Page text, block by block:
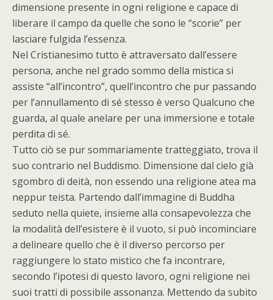
dimensione presente in ogni religione e capace di
liberare il campo da quelle che sono le “scorie” per
lasciare fulgida l’essenza.
Nel Cristianesimo tutto è attraversato dall’essere
persona, anche nel grado sommo della mistica si
assiste “all’incontro”, quell’incontro che pur passando
per l’annullamento di sé stesso è verso Qualcuno che
guarda, al quale anelare per una immersione e totale
perdita di sé.
Tutto ciò se pur sommariamente tratteggiato, trova il
suo contrario nel Buddismo. Dimensione dal cielo già
sgombro di deità, non essendo una religione atea ma
neppur teista. Partendo dall’immagine di Buddha
seduto nella quiete, insieme alla consapevolezza che
la modalità dell’esistere è il vuoto, si può incominciare
a delineare quello che è il diverso percorso per
raggiungere lo stato mistico che fa incontrare,
secondo l’ipotesi di questo lavoro, ogni religione nei
suoi tratti di possibile assonanza. Mettendo da subito